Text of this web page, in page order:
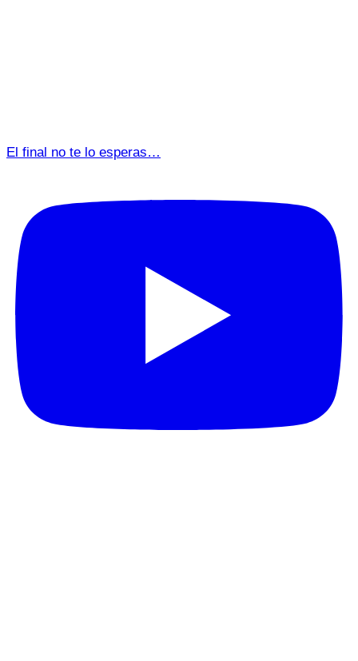
El final no te lo esperas…